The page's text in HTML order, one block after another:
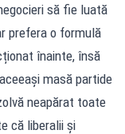
să fie luată
prefera o formulă
înainte, însă
masă partide
neapărat toate
că liberalii și